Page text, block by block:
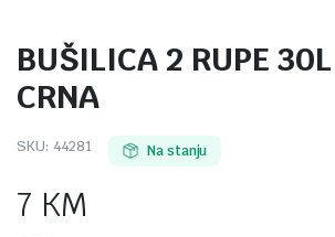
BUŠILICA 2 RUPE
CRNA
SKU: 44281 Na stanju
7 KM